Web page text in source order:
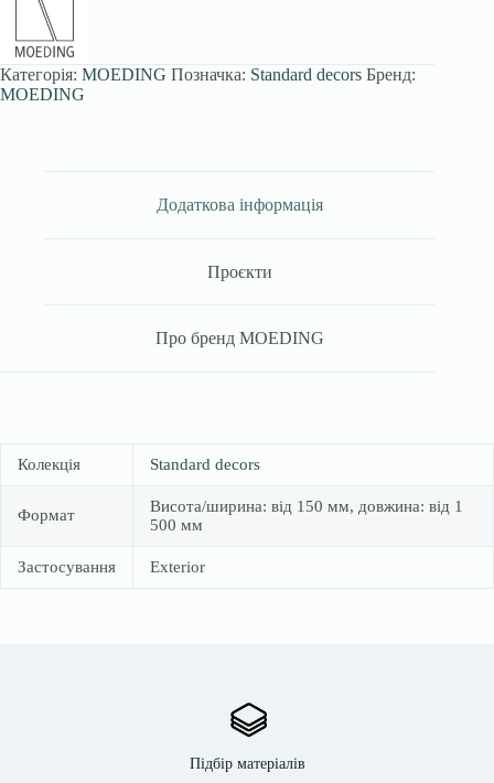
Категорія: MOEDING Позначка: Standard decors Бренд:
MOEDING
Додаткова інформація
Проєкти
Про бренд MOEDING
Колекція Standard decors
Формат
Висота/ширина: від 150 мм, довжина: від 1
500 мм
Застосування Exterior
Підбір матеріалів